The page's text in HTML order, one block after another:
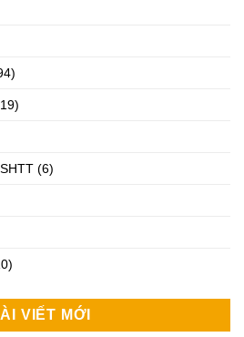
(6)
VIẾT MỚI